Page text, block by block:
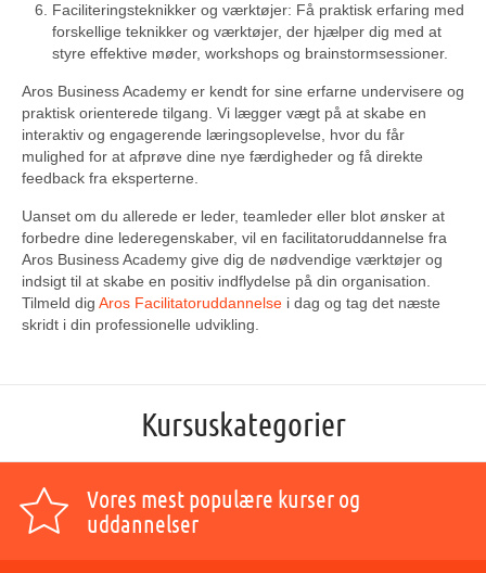
Faciliteringsteknikker og værktøjer: Få praktisk erfaring med
forskellige teknikker og værktøjer, der hjælper dig med at
styre effektive møder, workshops og brainstormsessioner.
Aros Business Academy er kendt for sine erfarne undervisere og
praktisk orienterede tilgang. Vi lægger vægt på at skabe en
interaktiv og engagerende læringsoplevelse, hvor du får
mulighed for at afprøve dine nye færdigheder og få direkte
feedback fra eksperterne.
Uanset om du allerede er leder, teamleder eller blot ønsker at
forbedre dine lederegenskaber, vil en facilitatoruddannelse fra
Aros Business Academy give dig de nødvendige værktøjer og
indsigt til at skabe en positiv indflydelse på din organisation.
Tilmeld dig Aros Facilitatoruddannelse i dag og tag det næste
skridt i din professionelle udvikling.
Kursuskategorier
Vores mest populære kurser og
uddannelser